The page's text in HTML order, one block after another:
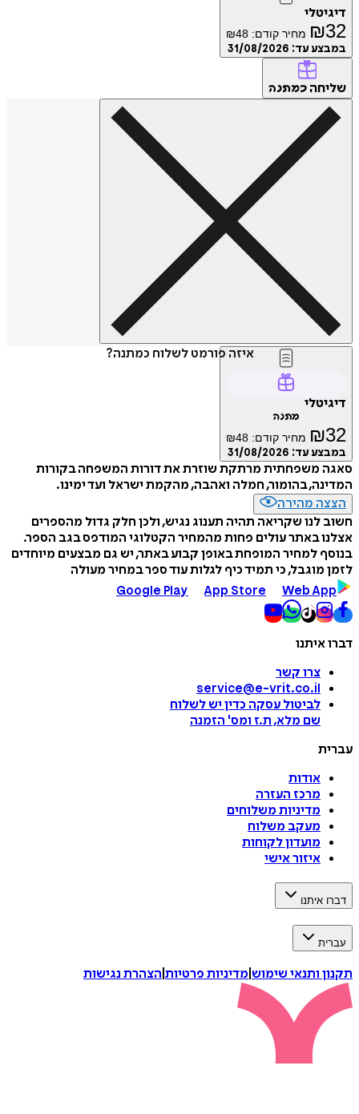
דיגיטלי
₪32 מחיר קודם: ₪48
במבצע עד: 31/08/2026
שליחה כמתנה
איזה פורמט לשלוח כמתנה?
דיגיטלי
מתנה
₪32 מחיר קודם: ₪48
במבצע עד: 31/08/2026
סאגה משפחתית מרתקת שוזרת את דורות המשפחה בקורות
המדינה, בהומור, חמלה ואהבה, מהקמת ישראל ועד ימינו.
הצצה מהירה
חשוב לנו שקריאה תהיה תענוג נגיש, ולכן חלק גדול מהספרים
אצלנו באתר עולים פחות מהמחיר הקטלוגי המודפס בגב הספר.
בנוסף למחיר המופחת באופן קבוע באתר, יש גם מבצעים מיוחדים
לזמן מוגבל, כי תמיד כיף לגלות עוד ספר במחיר מעולה
Google Play
App Store Web App
דברו איתנו
צרו קשר
service@e-vrit.co.il
לביטול עסקה כדין יש לשלוח
שם מלא, ת.ז ומס' הזמנה
עברית
אודות
מרכז העזרה
מדיניות משלוחים
מעקב משלוח
מועדון לקוחות
איזור אישי
דברו איתנו
עברית
תקנון ותנאי שימוש מדיניות פרטיות הצהרת נגישות